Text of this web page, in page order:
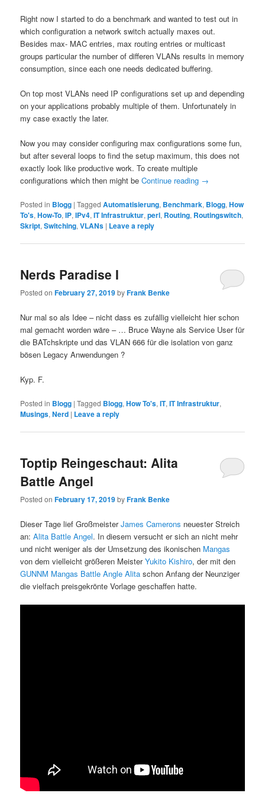
Right now I started to do a benchmark and wanted to test out in
which configuration a network switch actually maxes out.
Besides max- MAC entries, max routing entries or multicast
groups particular the number of differen VLANs results in memory
consumption, since each one needs dedicated buffering.
On top most VLANs need IP configurations set up and depending
on your applications probably multiple of them. Unfortunately in
my case exactly the later.
Now you may consider configuring max configurations some fun,
but after several loops to find the setup maximum, this does not
exactly look like productive work. To create multiple
configurations which then might beContinue reading →
Posted in Blogg |Tagged Automatisierung, Benchmark, Blogg,How
To's,How-To,IP,IPv4,IT Infrastruktur,perl, Routing, Routingswitch,
Skript,Switching,VLANs | Leave a reply
Nerds Paradise I
Posted onFebruary 27, 2019byFrank Benke
Nur mal so als Idee – nicht dass es zufällig vielleicht hier schon
mal gemacht worden wäre – … Bruce Wayne als Service User für
die BATchskripte und das VLAN 666 für die isolation von ganz
bösen Legacy Anwendungen ?
Kyp. F.
Posted in Blogg |Tagged Blogg,How To's,IT,IT Infrastruktur,
Musings,Nerd | Leave a reply
Toptip Reingeschaut: Alita
Battle Angel
Posted onFebruary 17, 2019byFrank Benke
Dieser Tage lief GroßmeisterJames Camerons neuester Streich
an:Alita Battle Angel. In diesem versucht er sich an nicht mehr
und nicht weniger als der Umsetzung des ikonischen Mangas
von dem vielleicht größeren MeisterYukito Kishiro, der mit den
GUNNM Mangas Battle Angle Alita schon Anfang der Neunziger
die vielfach preisgekrönte Vorlage geschaffen hatte.